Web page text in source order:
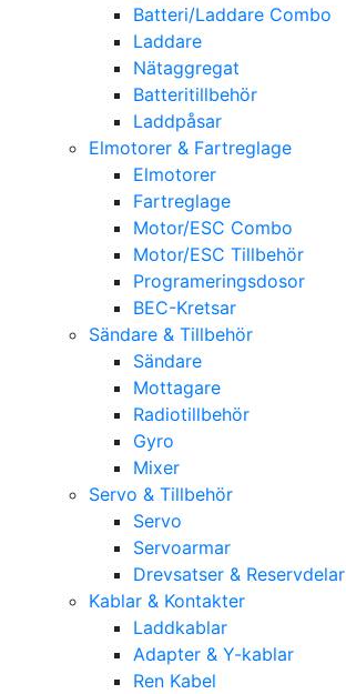
Batteri/Laddare Combo
Laddare
Nätaggregat
Batteritillbehör
Laddpåsar
Elmotorer & Fartreglage
Elmotorer
Fartreglage
Motor/ESC Combo
Motor/ESC Tillbehör
Programeringsdosor
BEC-Kretsar
Sändare & Tillbehör
Sändare
Mottagare
Radiotillbehör
Gyro
Mixer
Servo & Tillbehör
Servo
Servoarmar
Drevsatser & Reservdelar
Kablar & Kontakter
Laddkablar
Adapter & Y-kablar
Ren Kabel